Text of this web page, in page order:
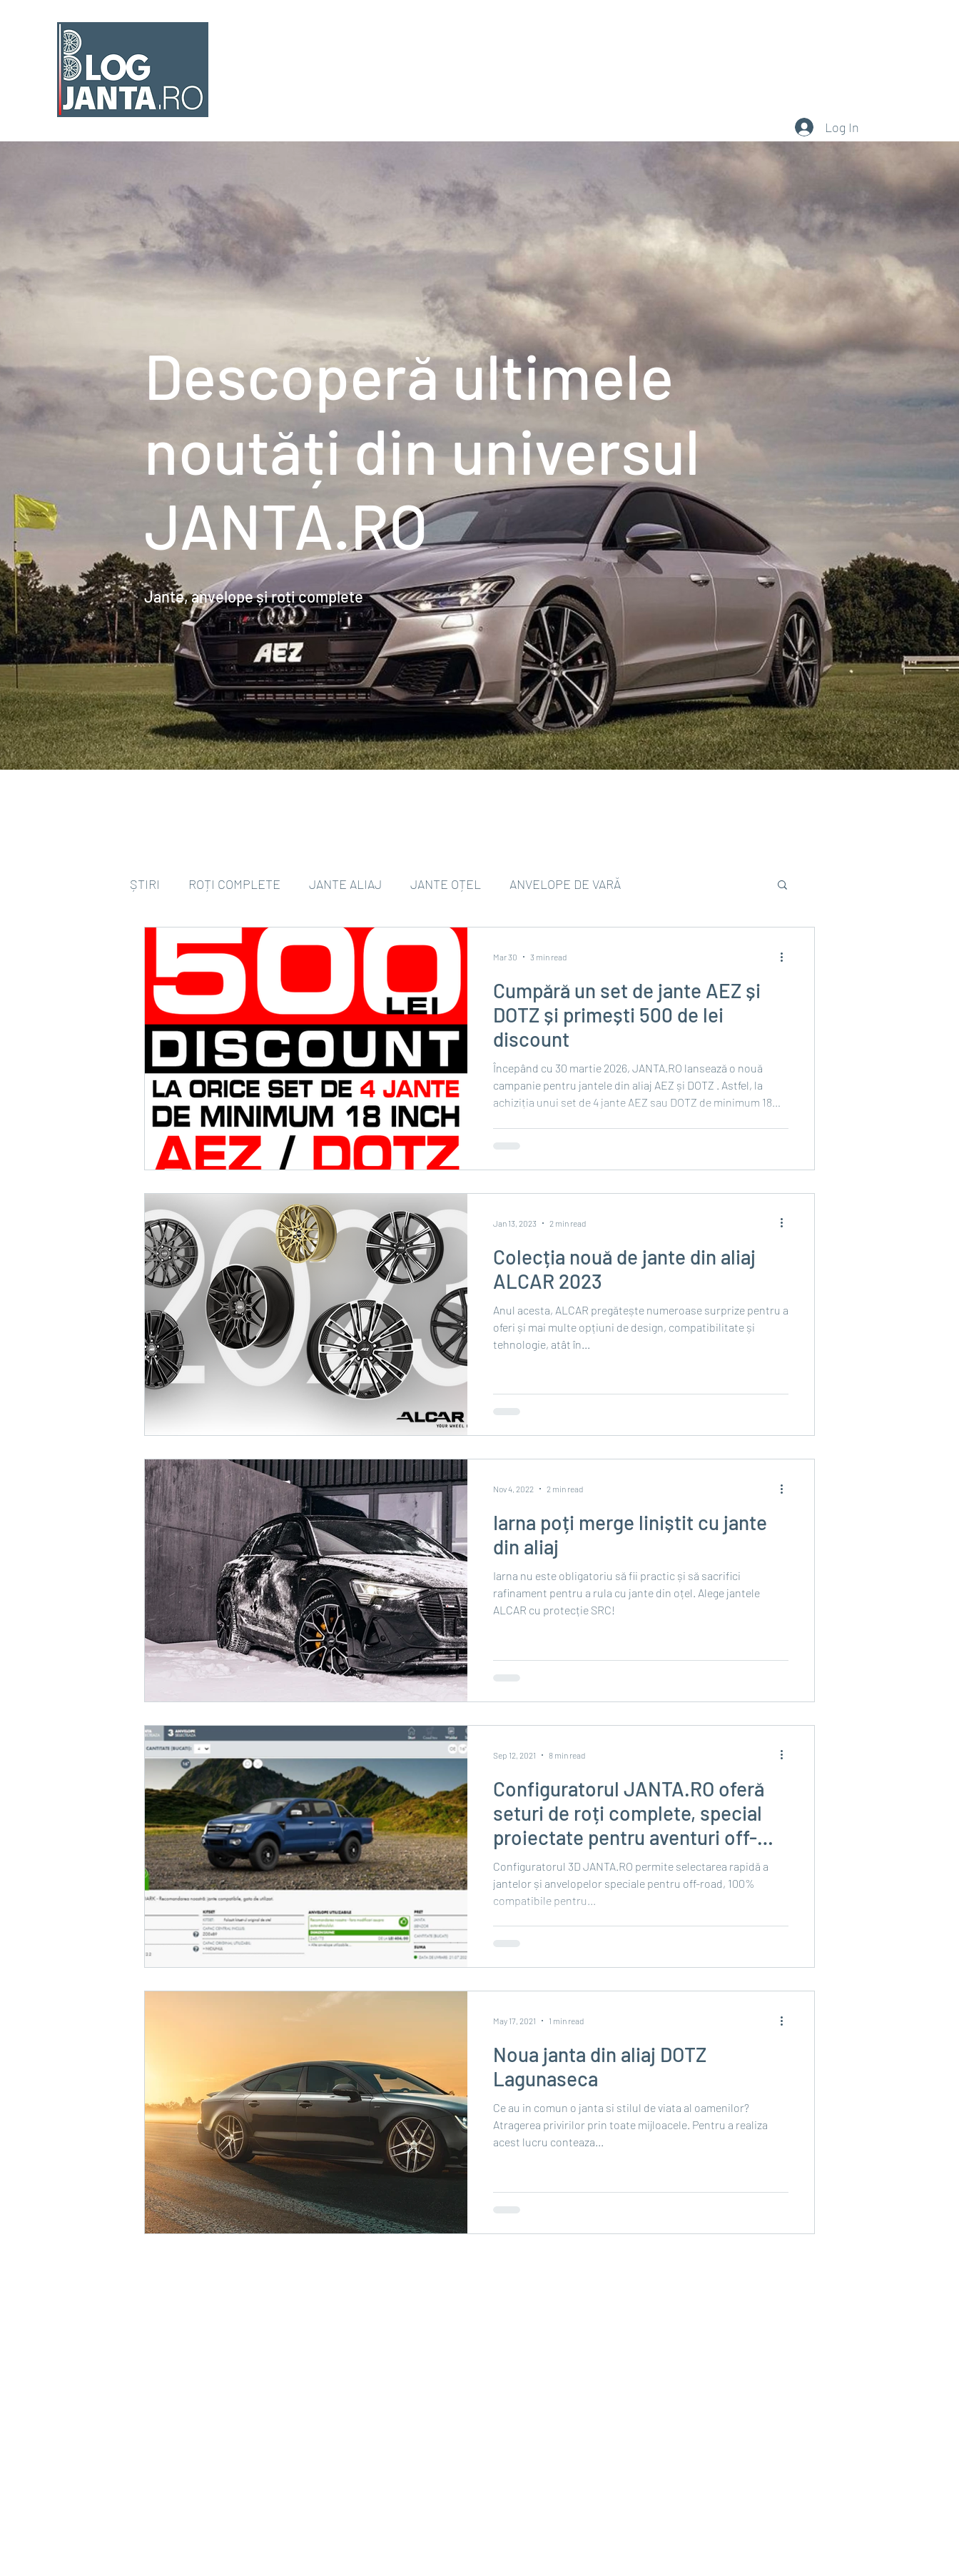
Log In
Descoperă ultimele
noutăți din universul
JANTA.RO
Jante, anvelope și roți complete
ȘTIRI ROȚI COMPLETE JANTE ALIAJ JANTE OȚEL ANVELOPE DE VARĂ
ANVELOPE ALL SEASON ANVELOPE DE IARNĂ
Cumpără un set de jante AEZ și
DOTZ și primești 500 de lei
discount
Începând cu 30 martie 2026, JANTA.RO lansează o nouă
campanie pentru jantele din aliaj AEZ și DOTZ . Astfel, la
achiziția unui set de 4 jante AEZ sau DOTZ de minimum 18
contul bancar din care s-a făcut plata comenzii; Pentru
plățile ramburs, discountul va fi trecut pe factură și scăzut
Mar 30 3 min read
Colecția nouă de jante din aliaj
ALCAR 2023
Anul acesta, ALCAR pregătește numeroase surprize pentru a
oferi și mai multe opțiuni de design, compatibilitate și
tehnologie, atât în...
Jan 13, 2023 2 min read
Iarna poți merge liniștit cu jante
din aliaj
Iarna nu este obligatoriu să fii practic și să sacrifici
rafinament pentru a rula cu jante din oțel. Alege jantele
ALCAR cu protecție SRC!
Nov 4, 2022 2 min read
Configuratorul JANTA.RO oferă
seturi de roți complete, special
proiectate pentru aventuri off-
road
Configuratorul 3D JANTA.RO permite selectarea rapidă a
jantelor și anvelopelor speciale pentru off-road, 100%
compatibile pentru...
Sep 12, 2021 8 min read
Noua janta din aliaj DOTZ
Lagunaseca
Ce au in comun o janta si stilul de viata al oamenilor?
Atragerea privirilor prin toate mijloacele. Pentru a realiza
acest lucru conteaza...
May 17, 2021 1 min read